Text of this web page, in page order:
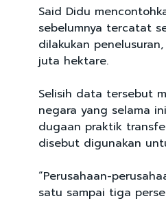
Said Didu
sebelumnya tercatat
dilakukan
juta hektare.
Selisih data tersebut
negara yang selama
dugaan praktik
disebut digunakan
“Perusahaan-
satu sampai tiga